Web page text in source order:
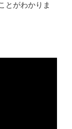
とがわかりま